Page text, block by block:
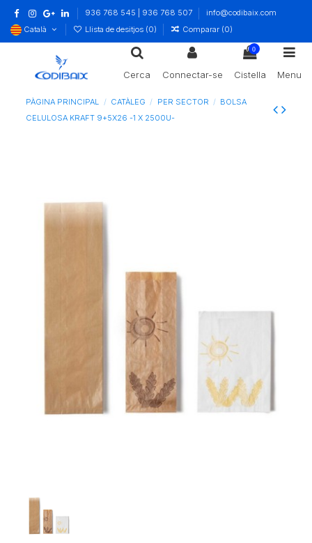
936 768 545 | 936 768 507
info@codibaix.com
Català
Llista de desitjos (0) Comparar (0)
Cerca Connectar-se
0
Cistella Menu
PÀGINA PRINCIPAL CATÀLEG PER SECTOR
BOLSA
CELULOSA KRAFT 9+5X26 -1 X 2500U-